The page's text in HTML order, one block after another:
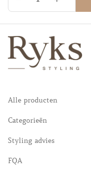
Alle producten
Categorieën
Styling advies
FQA